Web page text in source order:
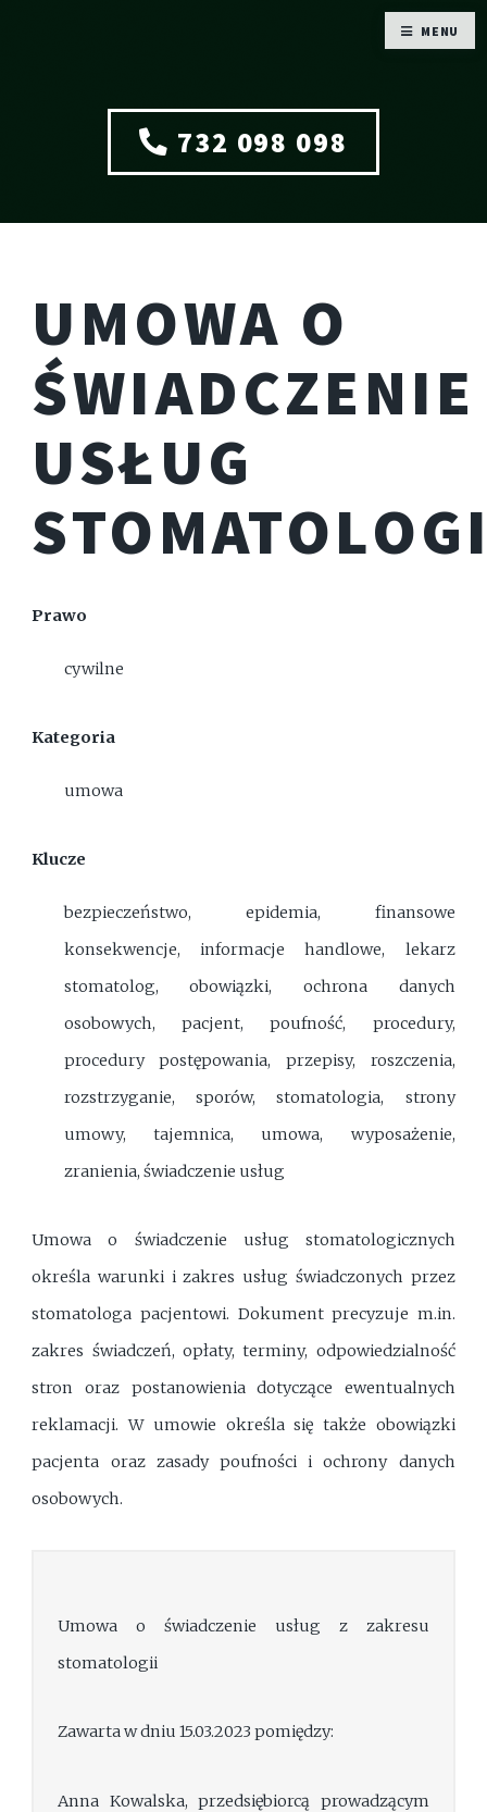
732 098 098
UMOWA O
ŚWIADCZENIE
USŁUG
Prawo
cywilne
Kategoria
umowa
Klucze
bezpieczeństwo, epidemia, finansowe
konsekwencje, informacje handlowe, lekarz
stomatolog, obowiązki, ochrona danych
osobowych, pacjent, poufność, procedury,
procedury postępowania, przepisy, roszczenia,
rozstrzyganie, sporów, stomatologia, strony
umowy, tajemnica, umowa, wyposażenie,
zranienia, świadczenie usług
Umowa o świadczenie usług stomatologicznych
określa warunki i zakres usług świadczonych przez
stomatologa pacjentowi. Dokument precyzuje m.in.
zakres świadczeń, opłaty, terminy, odpowiedzialność
stron oraz postanowienia dotyczące ewentualnych
reklamacji. W umowie określa się także obowiązki
pacjenta oraz zasady poufności i ochrony danych
osobowych.
Umowa o świadczenie usług z zakresu
stomatologii
Zawarta w dniu 15.03.2023 pomiędzy:
Anna Kowalska, przedsiębiorcą prowadzącym
MENU